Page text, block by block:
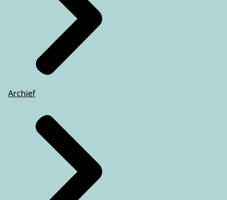
Archief